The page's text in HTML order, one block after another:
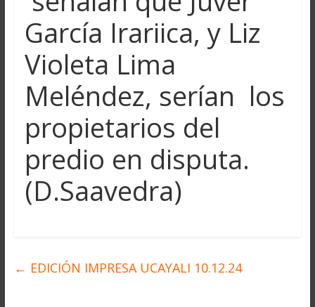
García Irariica, y Liz
Violeta Lima
Meléndez, serían los
propietarios del
predio en disputa.
(D.Saavedra)
← EDICIÓN IMPRESA UCAYALI 10.12.24